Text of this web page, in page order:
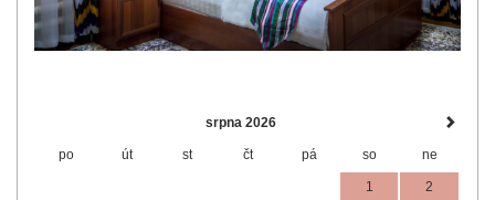
srpna 2026
po út st čt pá so ne
1 2